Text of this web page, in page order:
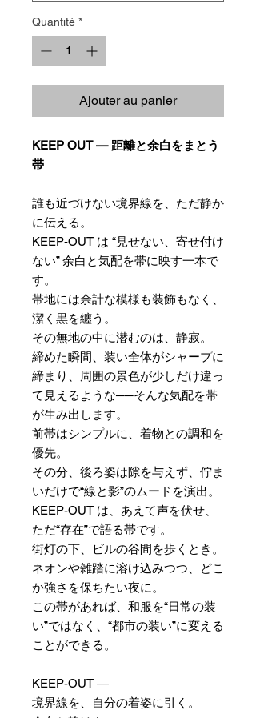
Quantité *
Ajouter au panier
KEEP OUT — 距離と余白をまとう
帯
誰も近づけない境界線を、ただ静か
に伝える。
KEEP-OUT は “見せない、寄せ付け
ない” 余白と気配を帯に映す一本で
す。
帯地には余計な模様も装飾もなく、
潔く黒を纏う。
その無地の中に潜むのは、静寂。
締めた瞬間、装い全体がシャープに
締まり、周囲の景色が少しだけ違っ
て見えるような──そんな気配を帯
が生み出します。
前帯はシンプルに、着物との調和を
優先。
その分、後ろ姿は隙を与えず、佇ま
いだけで“線と影”のムードを演出。
KEEP-OUT は、あえて声を伏せ、
ただ“存在”で語る帯です。
街灯の下、ビルの谷間を歩くとき。
ネオンや雑踏に溶け込みつつ、どこ
か強さを保ちたい夜に。
この帯があれば、和服を“日常の装
い”ではなく、“都市の装い”に変える
ことができる。
KEEP-OUT —
境界線を、自分の着姿に引く。